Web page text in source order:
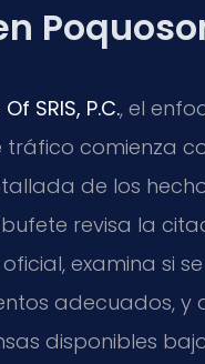
SRIS, P.C., el
comienza
de los
revisa la
examina si
adecuados, y
disponibles